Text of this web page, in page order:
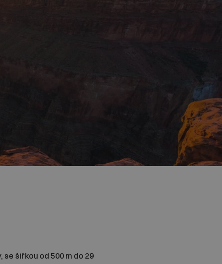
mapě ho najdete
před 1,2 miliony let
jej navštíví
cca 80 %
šířkou od 500 m do 29